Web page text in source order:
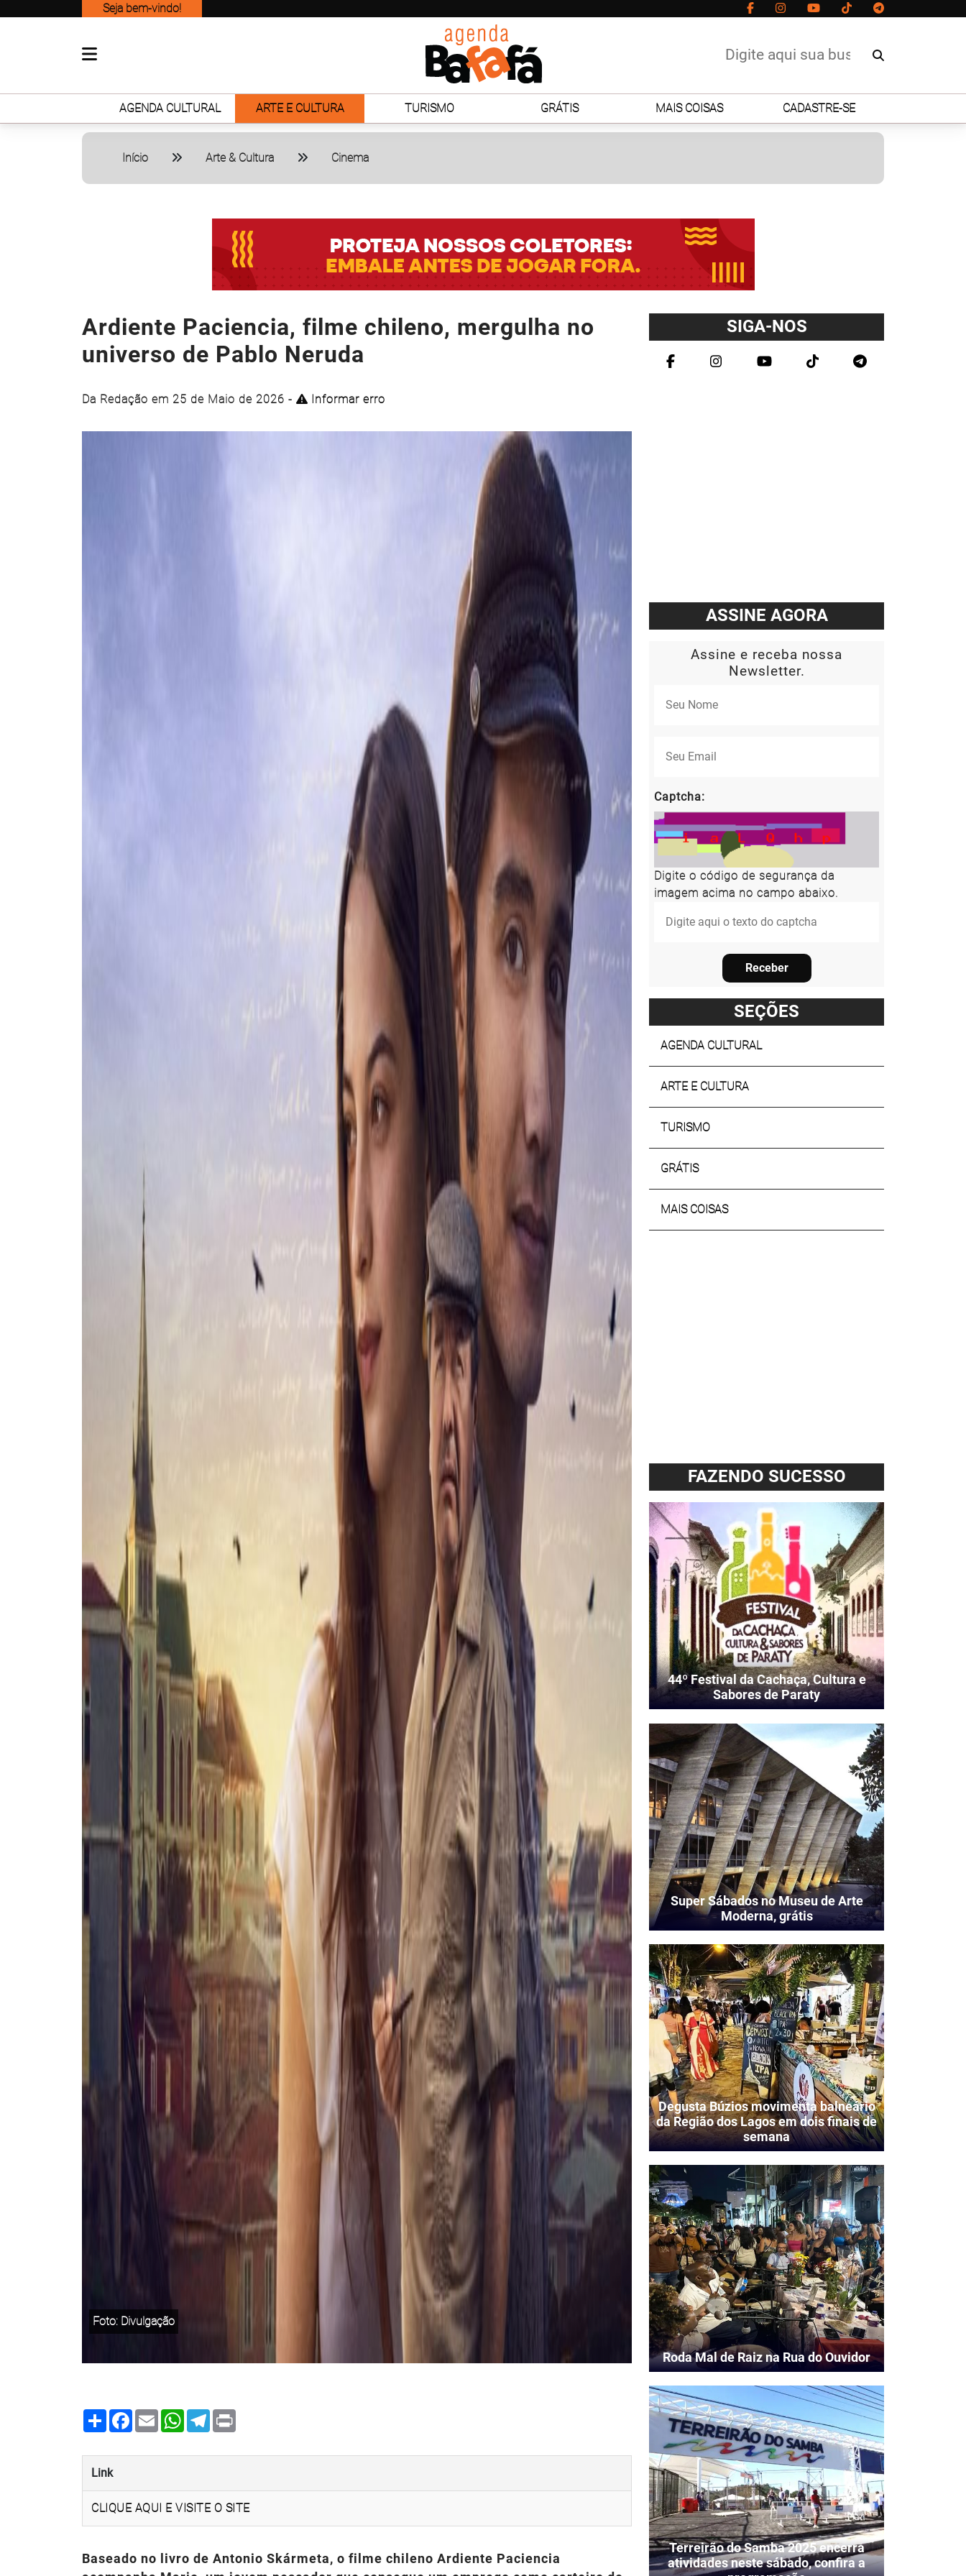
Seja bem-vindo!
AGENDA CULTURAL ARTE E CULTURA TURISMO GRÁTIS MAIS COISAS CADASTRE-SE
Início Arte & Cultura Cinema
Ardiente Paciencia, filme chileno, mergulha no
universo de Pablo Neruda
Da Redação em 25 de Maio de 2026 - Informar erro
Foto: Divulgação
Share Facebook
Email WhatsApp
Telegram
Link
CLIQUE AQUI E VISITE O SITE
Baseado no livro de Antonio Skármeta, o filme chileno Ardiente Paciencia
SIGA-NOS
ASSINE AGORA
Assine e receba nossa
Newsletter.
Captcha:
Digite o código de segurança da
imagem acima no campo abaixo.
Receber
SEÇÕES
AGENDA CULTURAL
ARTE E CULTURA
TURISMO
GRÁTIS
MAIS COISAS
FAZENDO SUCESSO
44º Festival da Cachaça, Cultura e
Sabores de Paraty
Super Sábados no Museu de Arte
Moderna, grátis
Degusta Búzios movimenta balneário
da Região dos Lagos em dois finais de
semana
Roda Mal de Raiz na Rua do Ouvidor
Terreirão do Samba 2025 encerra
atividades neste sábado, confira a